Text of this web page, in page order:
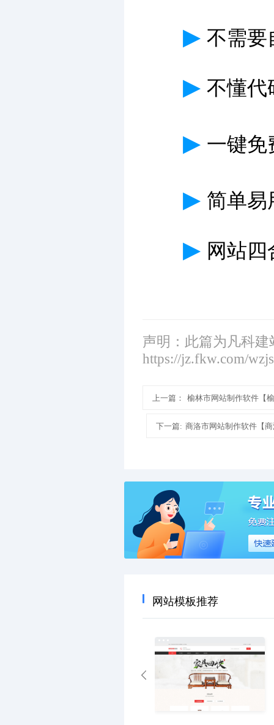
▶ 不需要
▶ 不懂代
▶ 一键免
▶ 简单易
▶ 网站四
声明：此篇为凡科
https://jz.fkw.com/
上一篇： 榆林市网站制作软件【
下一篇: 商洛市网站制作软件【
网站模板推荐